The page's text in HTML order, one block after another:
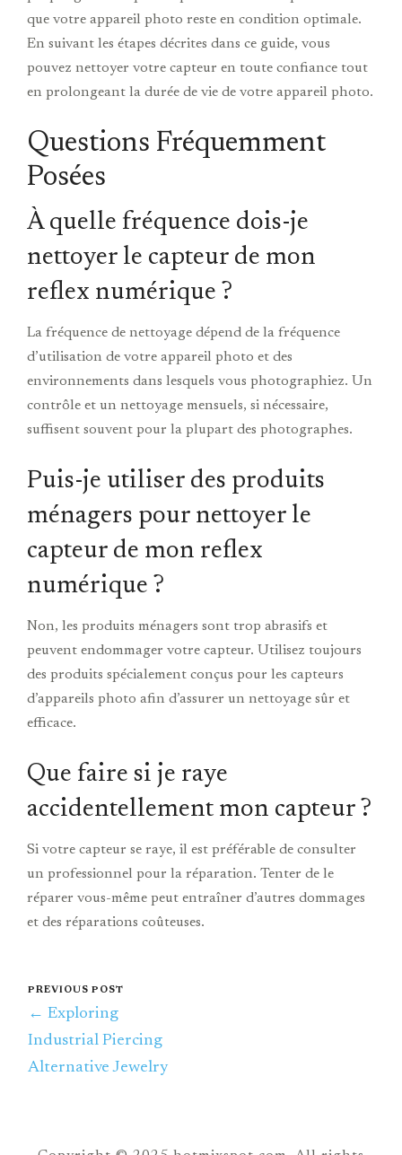
que votre appareil photo reste en condition optimale.
En suivant les étapes décrites dans ce guide, vous
pouvez nettoyer votre capteur en toute confiance tout
en prolongeant la durée de vie de votre appareil photo.
Questions Fréquemment
Posées
À quelle fréquence dois-je
nettoyer le capteur de mon
reflex numérique ?
La fréquence de nettoyage dépend de la fréquence
d’utilisation de votre appareil photo et des
environnements dans lesquels vous photographiez. Un
contrôle et un nettoyage mensuels, si nécessaire,
suffisent souvent pour la plupart des photographes.
Puis-je utiliser des produits
ménagers pour nettoyer le
capteur de mon reflex
numérique ?
Non, les produits ménagers sont trop abrasifs et
peuvent endommager votre capteur. Utilisez toujours
des produits spécialement conçus pour les capteurs
d’appareils photo afin d’assurer un nettoyage sûr et
efficace.
Que faire si je raye
accidentellement mon capteur ?
Si votre capteur se raye, il est préférable de consulter
un professionnel pour la réparation. Tenter de le
réparer vous-même peut entraîner d’autres dommages
et des réparations coûteuses.
PREVIOUS POST
← Exploring
Industrial Piercing
Alternative Jewelry